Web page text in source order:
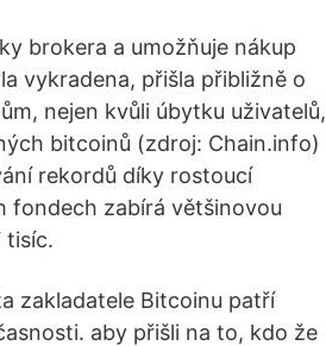
brokera a umožňuje nákup
vykradena, přišla přibližně o
nejen kvůli úbytku uživatelů,
bitcoinů (zdroj: Chain.info)
rekordů díky rostoucí
fondech zabírá většinovou
tisíc.
zakladatele Bitcoinu patří
aby přišli na to, kdo že